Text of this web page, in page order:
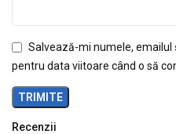
Recenzii
Salvează-mi numele,
pentru data viitoare când o să